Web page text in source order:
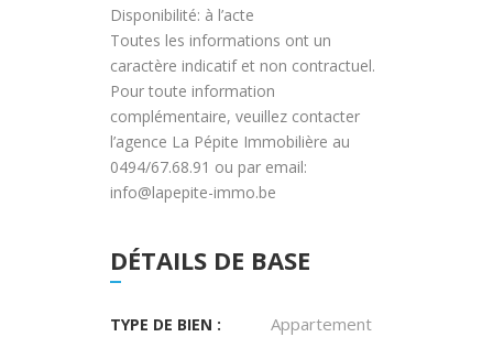
Disponibilité: à l’acte
Toutes les informations ont un
caractère indicatif et non contractuel.
Pour toute information
complémentaire, veuillez contacter
l’agence La Pépite Immobilière au
0494/67.68.91 ou par email:
info@lapepite-immo.be
DÉTAILS DE BASE
TYPE DE BIEN : Appartement